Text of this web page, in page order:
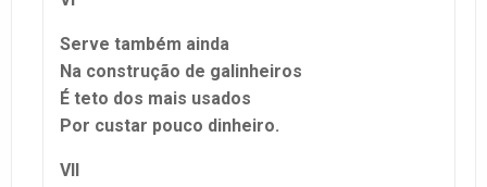
Serve também ainda
Na construção de galinheiros
É teto dos mais usados
Por custar pouco dinheiro.
VII